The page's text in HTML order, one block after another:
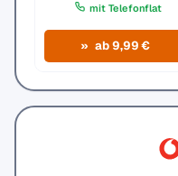
mit Telefonflat
ab 9,99 €